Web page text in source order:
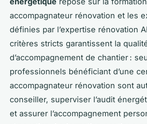
accompagnateur rénovation et les
définies par l’expertise rénovation
critères stricts garantissent la
d’accompagnement de chantier :
professionnels bénéficiant d’une
accompagnateur rénovation sont
conseiller, superviser l’audit
et assurer l’accompagnement